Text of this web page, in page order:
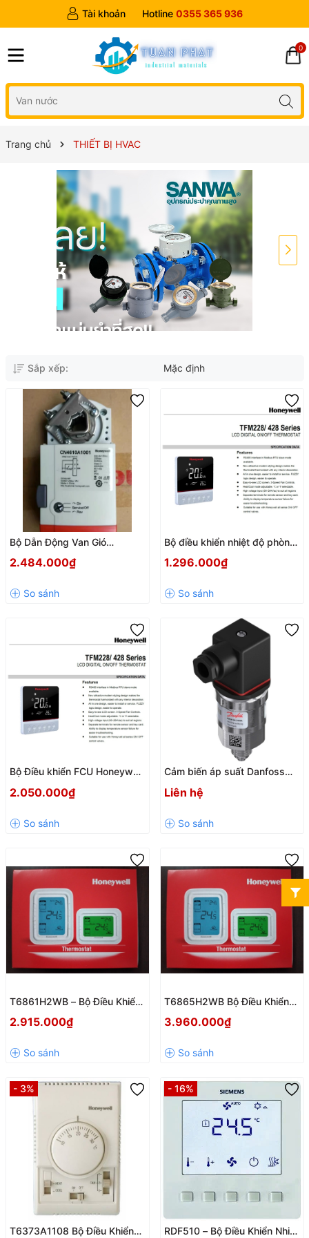
Tài khoản Hotline 0355 365 936
0
Trang chủ THIẾT BỊ HVAC
Sắp xếp: Mặc định
Bộ Dẫn Động Van Gió
Chính Hãng | 10Nm – 230V
2.484.000₫
Bộ điều khiển nhiệt độ phòng
1.296.000₫
Bộ Điều khiển FCU Honeywell
2.050.000₫
Cảm biến áp suất Danfoss
060G1124
Liên hệ
T6861H2WB – Bộ Điều Khiển
Không Gian Hiện Đại
2.915.000₫
T6865H2WB Bộ Điều Khiển
Thermostat – Giải Pháp Điều
Gian Hiện Đại
3.960.000₫
- 3%
T6373A1108 Bộ Điều Khiển
- 16%
RDF510 – Bộ Điều Khiển Nhiệt